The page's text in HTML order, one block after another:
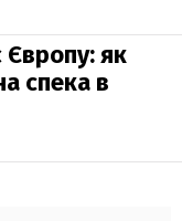
як
спека в